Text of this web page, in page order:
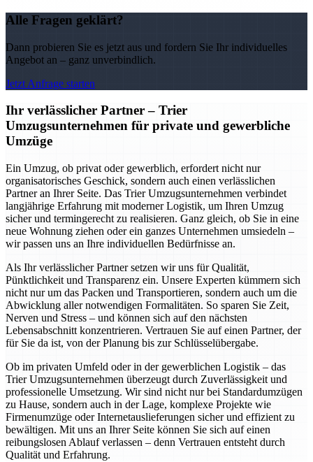
Alle Fragen geklärt?
Dann probieren Sie es jetzt aus und fordern Sie Ihr individuelles
Angebot an – ganz unverbindlich.
Jetzt Anfrage starten
Ihr verlässlicher Partner – Trier
Umzugsunternehmen für private und gewerbliche
Umzüge
Ein Umzug, ob privat oder gewerblich, erfordert nicht nur
organisatorisches Geschick, sondern auch einen verlässlichen
Partner an Ihrer Seite. Das Trier Umzugsunternehmen verbindet
langjährige Erfahrung mit moderner Logistik, um Ihren Umzug
sicher und termingerecht zu realisieren. Ganz gleich, ob Sie in eine
neue Wohnung ziehen oder ein ganzes Unternehmen umsiedeln –
wir passen uns an Ihre individuellen Bedürfnisse an.
Als Ihr verlässlicher Partner setzen wir uns für Qualität,
Pünktlichkeit und Transparenz ein. Unsere Experten kümmern sich
nicht nur um das Packen und Transportieren, sondern auch um die
Abwicklung aller notwendigen Formalitäten. So sparen Sie Zeit,
Nerven und Stress – und können sich auf den nächsten
Lebensabschnitt konzentrieren. Vertrauen Sie auf einen Partner, der
für Sie da ist, von der Planung bis zur Schlüsselübergabe.
Ob im privaten Umfeld oder in der gewerblichen Logistik – das
Trier Umzugsunternehmen überzeugt durch Zuverlässigkeit und
professionelle Umsetzung. Wir sind nicht nur bei Standardumzügen
zu Hause, sondern auch in der Lage, komplexe Projekte wie
Firmenumzüge oder Internetauslieferungen sicher und effizient zu
bewältigen. Mit uns an Ihrer Seite können Sie sich auf einen
reibungslosen Ablauf verlassen – denn Vertrauen entsteht durch
Qualität und Erfahrung.